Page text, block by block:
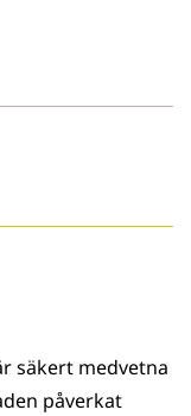
säkert medvetna
påverkat